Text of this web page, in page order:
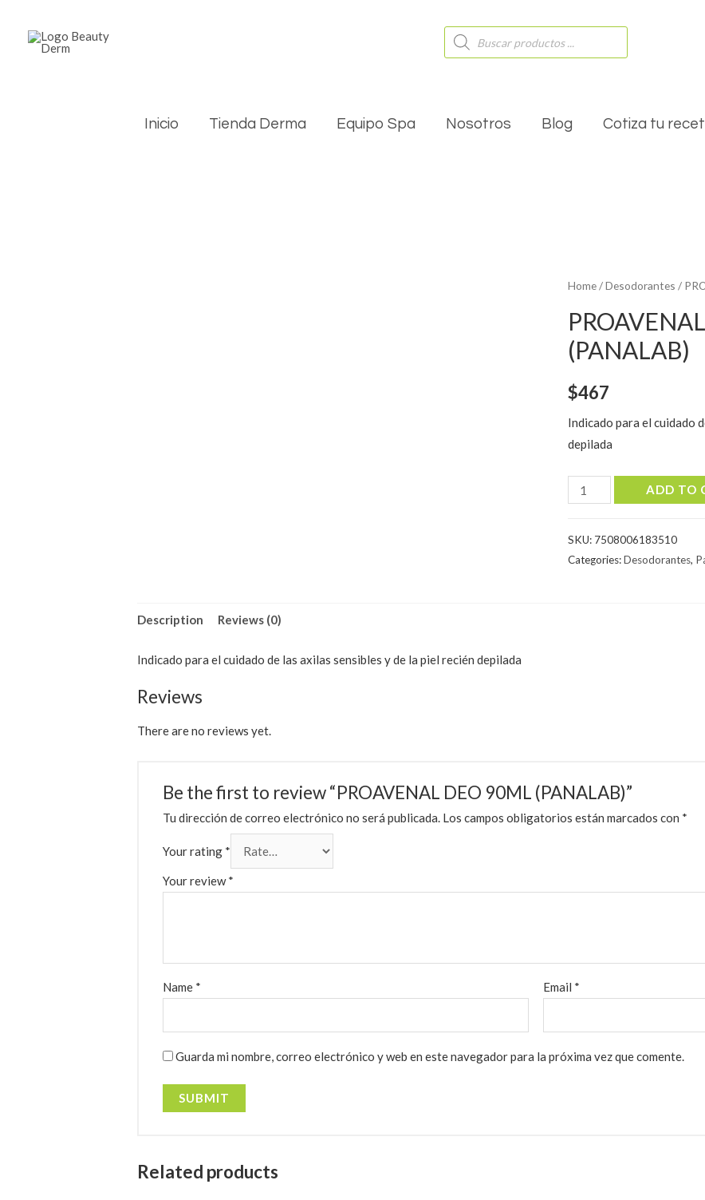
Búsqueda
de
productos
Inicio Tienda Derma Equipo Spa Nosotros Blog Cotiza tu
Home/Desodorantes /
(PANALAB)
$467
Indicado para el cuidado
depilada
PROAVENAL
DEO
ADD TO
SKU: 7508006183510
Categories:Desodorantes,
Description Reviews (0)
Indicado para el cuidado de las axilas sensibles y de la piel recién depilada
Reviews
There are no reviews yet.
Be the first to review “PROAVENAL DEO 90ML (PANALAB)”
Tu dirección de correo electrónico no será publicada. Los campos obligatorios están marcados con *
Your rating *
Your review*
Name * Email *
Guarda mi nombre, correo electrónico y web en este navegador para la próxima vez que comente.
Related products